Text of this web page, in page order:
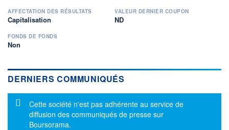
AFFECTATION DES RÉSULTATS
Capitalisation
VALEUR DERNIER COUPON
ND
FONDS DE FONDS
Non
DERNIERS COMMUNIQUÉS
Message d'information
Cette société n'est pas adhérente au service de
diffusion des communiqués de presse sur
Boursorama.